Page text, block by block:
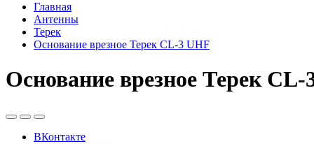
Главная
Антенны
Терек
Основание врезное Терек CL-3 UHF
Основание врезное Терек CL-
ВКонтакте